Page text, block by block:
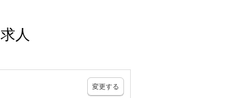
求人
変更する